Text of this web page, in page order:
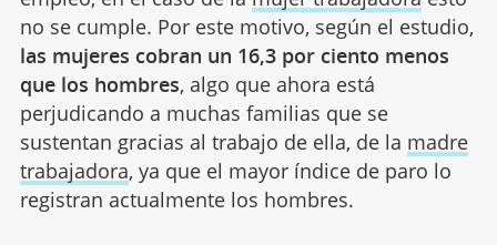
no se cumple. Por este motivo, según el estudio,
las mujeres cobran un 16,3 por ciento menos
que los hombres, algo que ahora está
perjudicando a muchas familias que se
sustentan gracias al trabajo de ella, de la madre
trabajadora, ya que el mayor índice de paro lo
registran actualmente los hombres.